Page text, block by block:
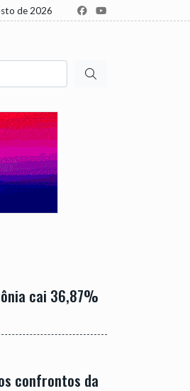
de 2026
cai 36,87%
confrontos da